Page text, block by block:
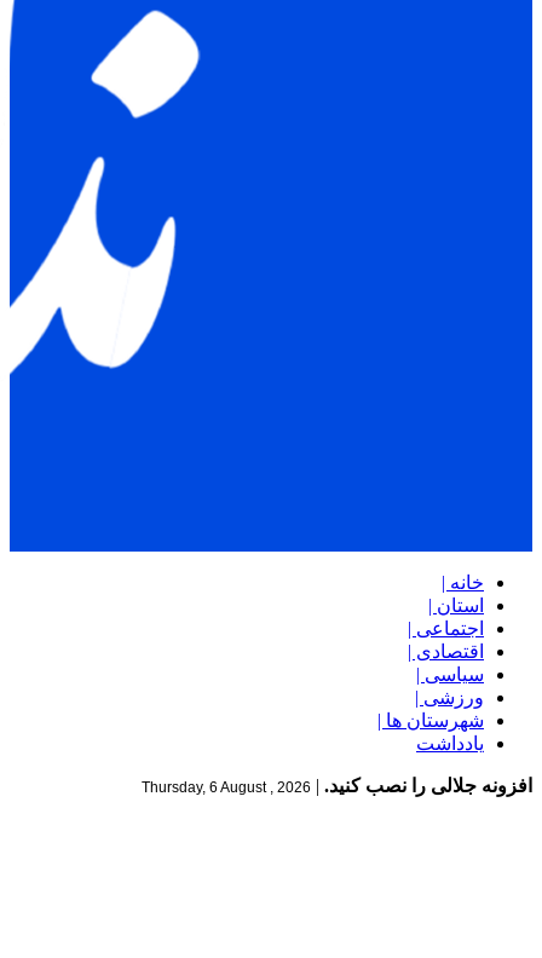
خانه |
استان |
اجتماعی |
اقتصادی |
سیاسی |
ورزشی |
شهرستان ها |
یادداشت
افزونه جلالی را نصب کنید. |
Thursday, 6 August , 2026